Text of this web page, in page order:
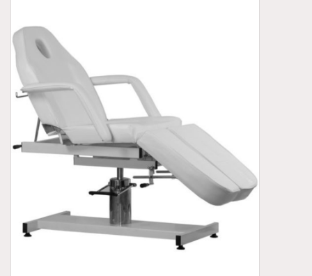
NailArt Producten
Aluminium koffer/Trolley
Apparatuur
NIEUW! Pedicure producten